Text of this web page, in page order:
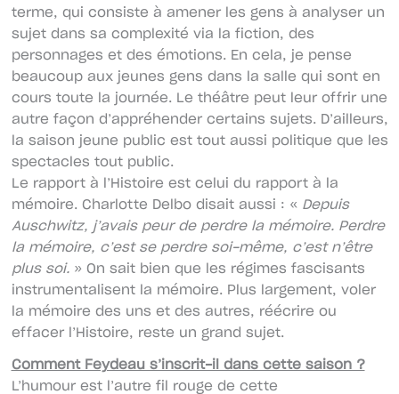
terme, qui consiste à amener les gens à analyser un
sujet dans sa complexité via la fiction, des
personnages et des émotions. En cela, je pense
beaucoup aux jeunes gens dans la salle qui sont en
cours toute la journée. Le théâtre peut leur offrir une
autre façon d’appréhender certains sujets. D’ailleurs,
la saison jeune public est tout aussi politique que les
spectacles tout public.
Le rapport à l’Histoire est celui du rapport à la
mémoire. Charlotte Delbo disait aussi : « Depuis
Auschwitz, j’avais peur de perdre la mémoire. Perdre
la mémoire, c’est se perdre soi-même, c’est n’être
plus soi.» On sait bien que les régimes fascisants
instrumentalisent la mémoire. Plus largement, voler
la mémoire des uns et des autres, réécrire ou
effacer l’Histoire, reste un grand sujet.
Comment Feydeau s’inscrit-il dans cette saison ?
L’humour est l’autre fil rouge de cette